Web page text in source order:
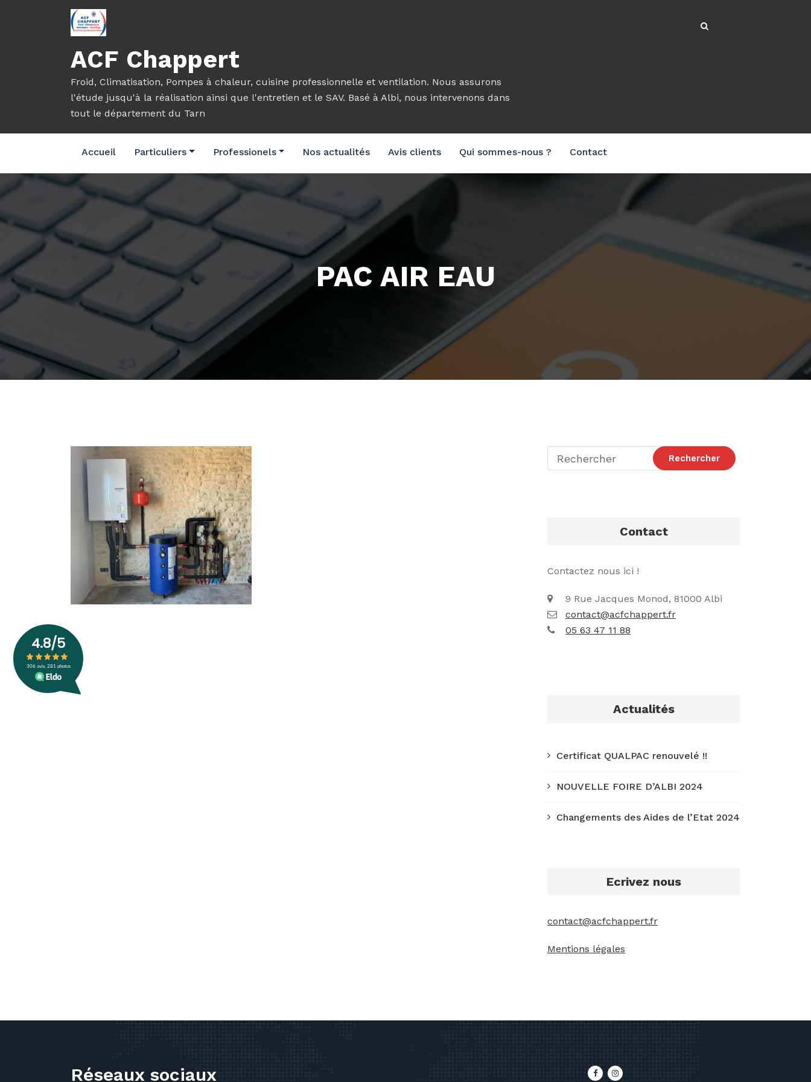
ACF Chappert
Froid, Climatisation, Pompes à chaleur, cuisine professionnelle et ventilation. Nous assurons
l'étude jusqu'à la réalisation ainsi que l'entretien et le SAV. Basé à Albi, nous intervenons dans
tout le département du Tarn
Accueil Particuliers Professionels Nos actualités Avis clients Qui sommes-nous ? Contact
PAC AIR EAU
Contact
Contactez nous ici !
9 Rue Jacques Monod, 81000 Albi
contact@acfchappert.fr
05 63 47 11 88
Actualités
Certificat QUALPAC renouvelé !!
NOUVELLE FOIRE D’ALBI 2024
Changements des Aides de l’Etat 2024
Ecrivez nous
contact@acfchappert.fr
Mentions légales
Réseaux sociaux